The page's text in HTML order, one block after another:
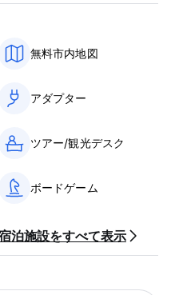
支払いください。
前承認を行う場合がありま
無料市内地図
アダプター
ツアー/観光デスク
ボードゲーム
泊施設をすべて表示